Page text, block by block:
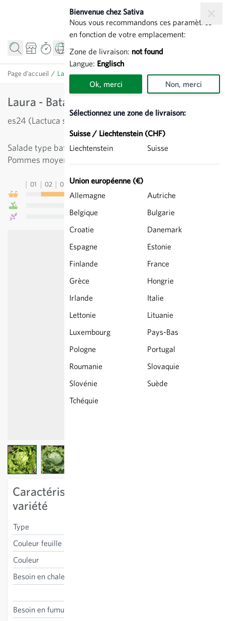
Bienvenue chez Sativa
Nous vous recommandons ces paramètres
en fonction de votre emplacement:
Zone de livraison: not found
Langue: Englisch
Ok, merci Non, merci
Sélectionnez une zone de livraison:
Suisse / Liechtenstein (CHF)
Liechtenstein
Suisse
Union européenne (€)
Allemagne
Autriche
Belgique
Bulgarie
Croatie
Danemark
Espagne
Estonie
Finlande
France
Grèce
Hongrie
Irlande
Italie
Lettonie
Lituanie
Luxembourg
Pays-Bas
Pologne
Portugal
Roumanie
Slovaquie
Slovénie
Suède
Tchéquie
Page d’accueil / Laura - Batavia verte
Laura - Batavia verte
es24 (Lactuca sativa)
Salade type batavia, aux feuilles dentelées et brillantes.
Pommes moyennement compactes. Bonne saveur.
01 02 03 04 05 06 07 08
View larger imageView larger image
Caractéristiques spécifiques à la
variété
Type
Couleur feuille
Couleur
Besoin en chaleur
Besoin en fumure